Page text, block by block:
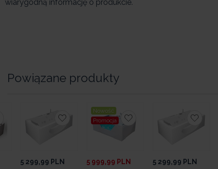
wiarygodną informację o produkcie.
Powiązane produkty
5 299,99 PLN
Nowość
Promocja
5 999,99 PLN
5 299,99 PLN